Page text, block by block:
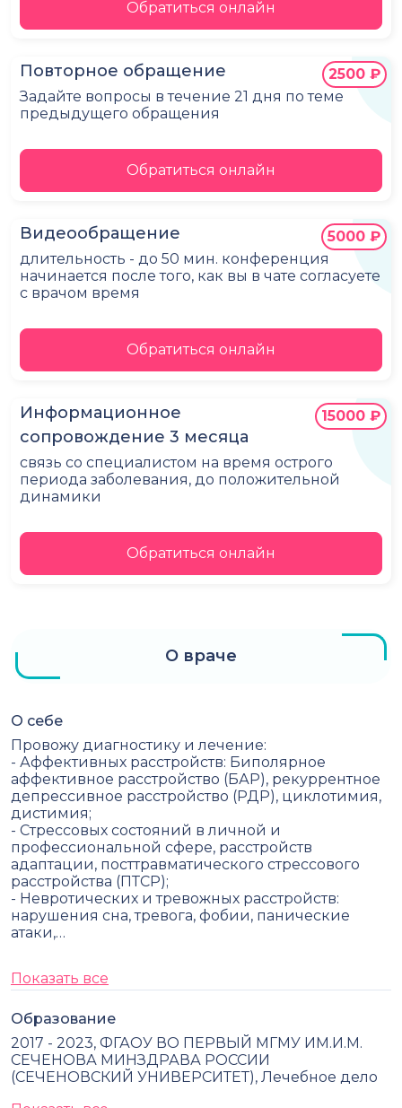
Обратиться онлайн
Повторное обращение
Задайте вопросы в течение 21 дня по теме
предыдущего обращения
2500 ₽
Обратиться онлайн
Видеообращение
длительность - до 50 мин. конференция
начинается после того, как вы в чате согласуете
с врачом время
5000 ₽
Обратиться онлайн
Информационное
сопровождение 3 месяца
связь со специалистом на время острого
периода заболевания, до положительной
динамики
15000 ₽
Обратиться онлайн
О враче
О себе
Провожу диагностику и лечение:
- Аффективных расстройств: Биполярное
аффективное расстройство (БАР), рекуррентное
депрессивное расстройство (РДР), циклотимия,
дистимия;
- Стрессовых состояний в личной и
профессиональной сфере, расстройств
адаптации, посттравматического стрессового
расстройства (ПТСР);
- Невротических и тревожных расстройств:
нарушения сна, тревога, фобии, панические
атаки,…
Показать все
Образование
2017 - 2023, ФГАОУ ВО ПЕРВЫЙ МГМУ ИМ.И.М.
СЕЧЕНОВА МИНЗДРАВА РОССИИ
(СЕЧЕНОВСКИЙ УНИВЕРСИТЕТ), Лечебное дело